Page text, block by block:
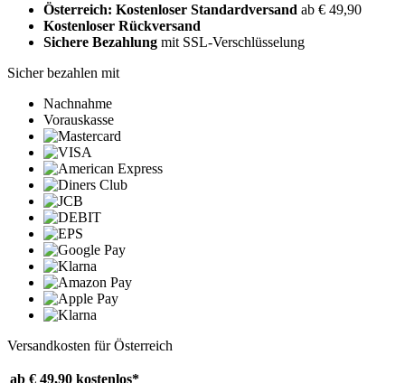
Österreich: Kostenloser Standardversand ab € 49,90
Kostenloser Rückversand
Sichere Bezahlung mit SSL-Verschlüsselung
Sicher bezahlen mit
Nachnahme
Vorauskasse
Versandkosten für Österreich
ab € 49,90 kostenlos*